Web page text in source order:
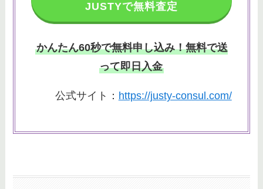
JUSTYで無料査定
かんたん60秒で無料申し込み！無料で送
って即日入金
公式サイト： https://justy-consul.com/